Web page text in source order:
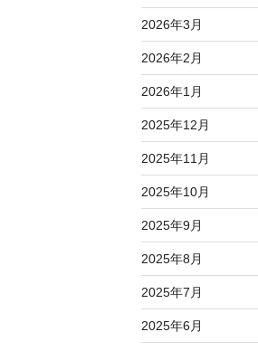
2026年3月
2026年2月
2026年1月
2025年12月
2025年11月
2025年10月
2025年9月
2025年8月
2025年7月
2025年6月